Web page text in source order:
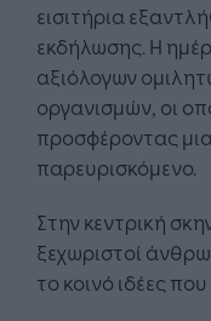
εισιτήρια
εκδήλωσης. Η
αξιόλογων
οργανισμών, οι
προσφέροντας
παρευρισκόμενο.
Στην κεντρική
ξεχωριστοί
το κοινό ιδέες